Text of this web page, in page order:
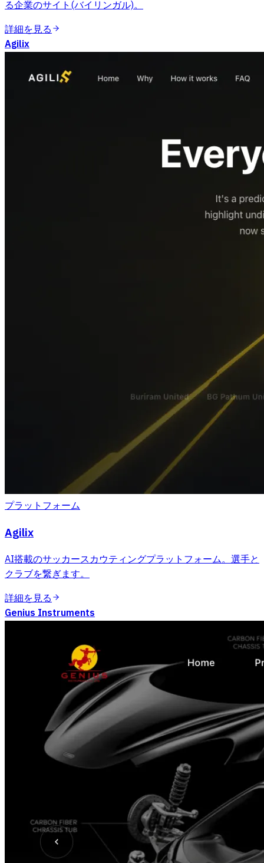
る企業のサイト(バイリンガル)。
詳細を見る
Agilix
プラットフォーム
Agilix
AI搭載のサッカースカウティングプラットフォーム。選手と
クラブを繋ぎます。
詳細を見る
Genius Instruments